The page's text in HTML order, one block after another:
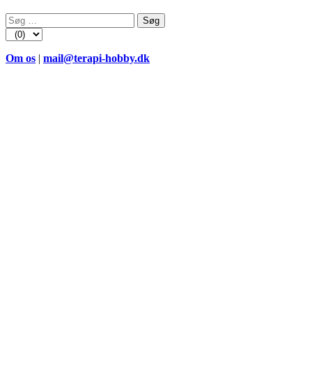
Søg
efter:
Om os | mail@terapi-hobby.dk